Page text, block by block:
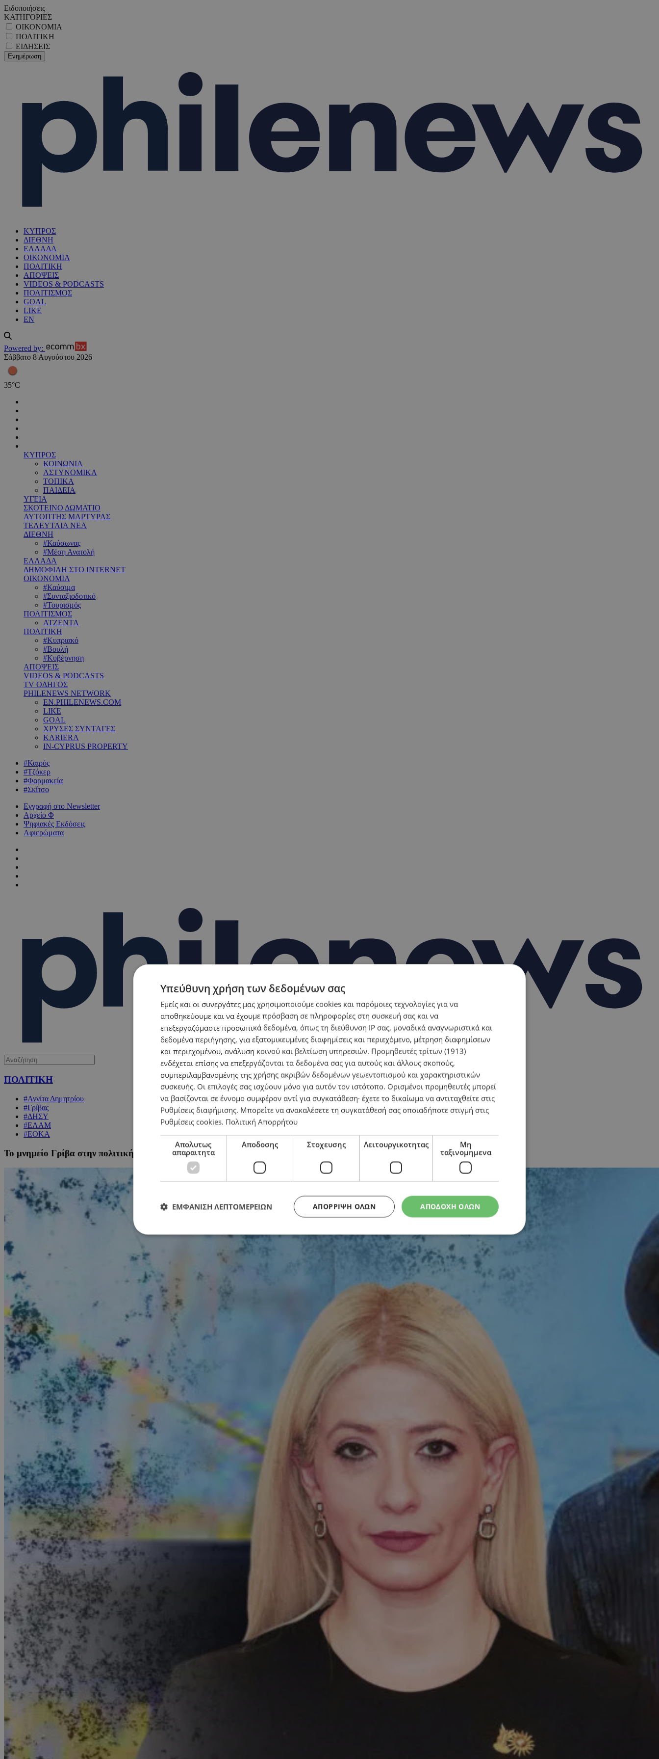
Ειδοποιήσεις
ΚΑΤΗΓΟΡΙΕΣ
ΟΙΚΟΝΟΜΙΑ
ΠΟΛΙΤΙΚΗ
ΕΙΔΗΣΕΙΣ
ΚΥΠΡΟΣ
ΔΙΕΘΝΗ
ΕΛΛΑΔΑ
ΟΙΚΟΝΟΜΙΑ
ΠΟΛΙΤΙΚΗ
ΑΠΟΨΕΙΣ
VIDEOS & PODCASTS
ΠΟΛΙΤΙΣΜΟΣ
GOAL
LIKE
EN
Powered by:
Σάββατο 8 Αυγούστου 2026
35°C
ΚΥΠΡΟΣ
ΚΟΙΝΩΝΙΑ
ΑΣΤΥΝΟΜΙΚΑ
ΤΟΠΙΚΑ
ΠΑΙΔΕΙΑ
ΥΓΕΙΑ
ΣΚΟΤΕΙΝΟ ΔΩΜΑΤΙΟ
ΑΥΤΟΠΤΗΣ ΜΑΡΤΥΡΑΣ
ΤΕΛΕΥΤΑΙΑ ΝΕΑ
ΔΙΕΘΝΗ
#Καύσωνας
#Μέση Ανατολή
ΕΛΛΑΔΑ
ΔΗΜΟΦΙΛΗ ΣΤΟ INTERNET
ΟΙΚΟΝΟΜΙΑ
#Καύσιμα
#Συνταξιοδοτικό
#Τουρισμός
ΠΟΛΙΤΙΣΜΟΣ
ΑΤΖΕΝΤΑ
ΠΟΛΙΤΙΚΗ
#Κυπριακό
#Βουλή
#Κυβέρνηση
ΑΠΟΨΕΙΣ
VIDEOS & PODCASTS
TV ΟΔΗΓΟΣ
PHILENEWS NETWORK
EN.PHILENEWS.COM
LIKE
GOAL
ΧΡΥΣΕΣ ΣΥΝΤΑΓΕΣ
KARIERA
IN-CYPRUS PROPERTY
#Καιρός
#Τζόκερ
#Φαρμακεία
#Σκίτσο
Εγγραφή στο Newsletter
Αρχείο Φ
Ψηφιακές Εκδόσεις
Αφιερώματα
ΠΟΛΙΤΙΚΗ
#Αννίτα Δημητρίου
#Γρίβας
#ΔΗΣΥ
#ΕΛΑΜ
#ΕΟΚΑ
Το μνημείο Γρίβα στην πολιτική αρένα: ΣΙΜΑΕ και Σύνδεσμοι Αγωνιστών ΕΟΚΑ διαχωρίζουν τη θέση τους – Τι απαντά ο ΔΗΣΥ
Υπεύθυνη χρήση των δεδομένων σας
Εμείς και οι συνεργάτες μας χρησιμοποιούμε cookies και παρόμοιες τεχνολογίες για να
αποθηκεύουμε και να έχουμε πρόσβαση σε πληροφορίες στη συσκευή σας και να
επεξεργαζόμαστε προσωπικά δεδομένα, όπως τη διεύθυνση IP σας, μοναδικά αναγνωριστικά και
δεδομένα περιήγησης, για εξατομικευμένες διαφημίσεις και περιεχόμενο, μέτρηση διαφημίσεων
και περιεχομένου, ανάλυση κοινού και βελτίωση υπηρεσιών. Προμηθευτές τρίτων (1913)
ενδέχεται επίσης να επεξεργάζονται τα δεδομένα σας για αυτούς και άλλους σκοπούς,
συμπεριλαμβανομένης της χρήσης ακριβών δεδομένων γεωεντοπισμού και χαρακτηριστικών
συσκευής. Οι επιλογές σας ισχύουν μόνο για αυτόν τον ιστότοπο. Ορισμένοι προμηθευτές μπορεί
να βασίζονται σε έννομο συμφέρον αντί για συγκατάθεση· έχετε το δικαίωμα να αντιταχθείτε στις
Ρυθμίσεις διαφήμισης. Μπορείτε να ανακαλέσετε τη συγκατάθεσή σας οποιαδήποτε στιγμή στις
Ρυθμίσεις cookies. Πολιτική Απορρήτου
Απολυτως
απαραιτητα
Αποδοσης Στοχευσης Λειτουργικοτητας
Μη
ταξινομημενα
ΑΠΟΔΟΧΗ ΟΛΩΝ
ΑΠΌΡΡΙΨΗ ΌΛΩΝ
ΕΜΦΑΝΙΣΗ ΛΕΠΤΟΜΕΡΕΙΩΝ